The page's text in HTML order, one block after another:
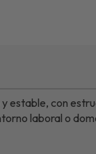
estable, con
laboral o